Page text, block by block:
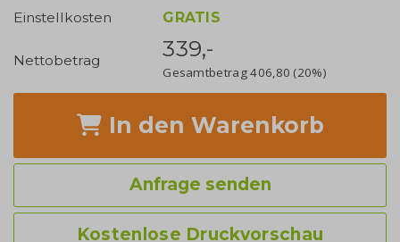
Einstellkosten
GRATIS
Nettobetrag 339,-
Gesamtbetrag406,80 (20%)
In den Warenkorb
Anfrage senden
Kostenlose Druckvorschau